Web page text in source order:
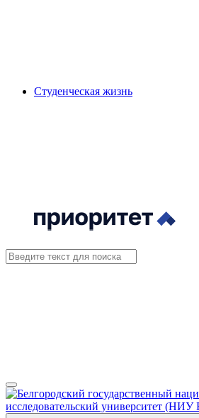
Студенческая жизнь